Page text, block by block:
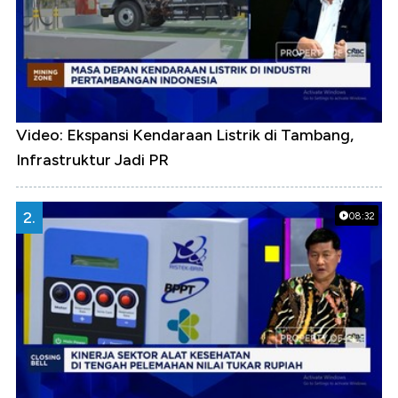
Video: Ekspansi Kendaraan Listrik di Tambang,
Infrastruktur Jadi PR
08:32
2.